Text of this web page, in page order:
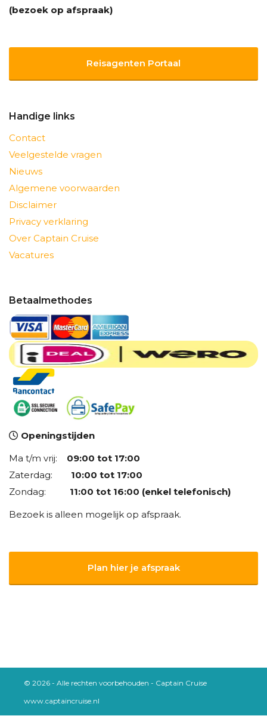
(bezoek op afspraak)
Reisagenten Portaal
Handige links
Contact
Veelgestelde vragen
Nieuws
Algemene voorwaarden
Disclaimer
Privacy verklaring
Over Captain Cruise
Vacatures
Betaalmethodes
Openingstijden
Ma t/m vrij: 09:00 tot 17:00
Zaterdag: 10:00 tot 17:00
Zondag: 11:00 tot 16:00 (enkel telefonisch)
Bezoek is alleen mogelijk op afspraak.
Plan hier je afspraak
© 2026 - Alle rechten voorbehouden - Captain Cruise
www.captaincruise.nl